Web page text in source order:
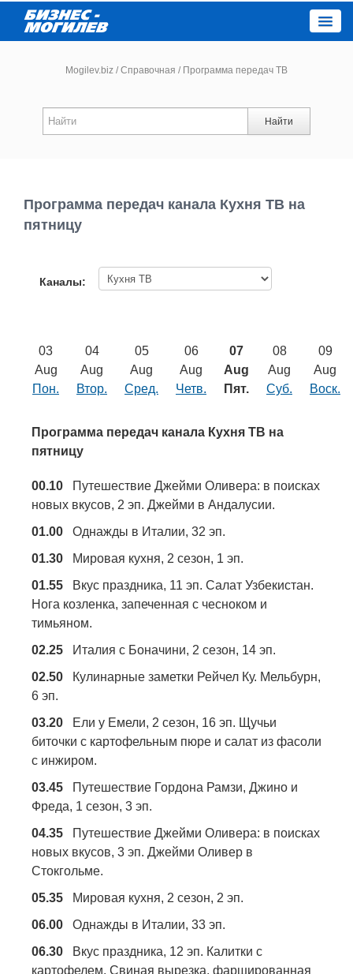
Новости компаний
Каталог
Афиша
Транспорт
Курсы валют
Еще
Mogilev.biz / Справочная /Программа передач ТВ
Найти
Программа передач канала Кухня ТВ на
пятницу
Каналы:
03
Aug
Пон.
04
Aug
Втор.
05
Aug
Сред.
06
Aug
Четв.
07
Aug
Пят.
08
Aug
Суб.
09
Aug
Воск.
Программа передач канала Кухня ТВ на
пятницу
00.10 Путешествие Джейми Оливера: в поисках
новых вкусов, 2 эп. Джейми в Андалусии.
01.00 Однажды в Италии, 32 эп.
01.30 Мировая кухня, 2 сезон, 1 эп.
01.55 Вкус праздника, 11 эп. Салат Узбекистан.
Нога козленка, запеченная с чесноком и
тимьяном.
02.25 Италия с Боначини, 2 сезон, 14 эп.
02.50 Кулинарные заметки Рейчел Ку. Мельбурн,
6 эп.
03.20 Ели у Емели, 2 сезон, 16 эп. Щучьи
биточки с картофельным пюре и салат из фасоли
с инжиром.
03.45 Путешествие Гордона Рамзи, Джино и
Фреда, 1 сезон, 3 эп.
04.35 Путешествие Джейми Оливера: в поисках
новых вкусов, 3 эп. Джейми Оливер в
Стокгольме.
05.35 Мировая кухня, 2 сезон, 2 эп.
06.00 Однажды в Италии, 33 эп.
06.30 Вкус праздника, 12 эп. Калитки с
картофелем. Свиная вырезка, фаршированная